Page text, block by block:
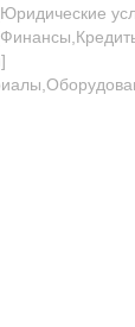
Юридические
]